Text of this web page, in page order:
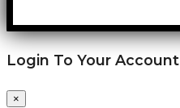
Login To Your Account
×